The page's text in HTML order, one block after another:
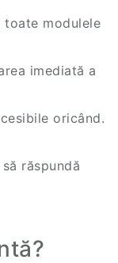
toate modulele
imediată a
oricând.
răspundă